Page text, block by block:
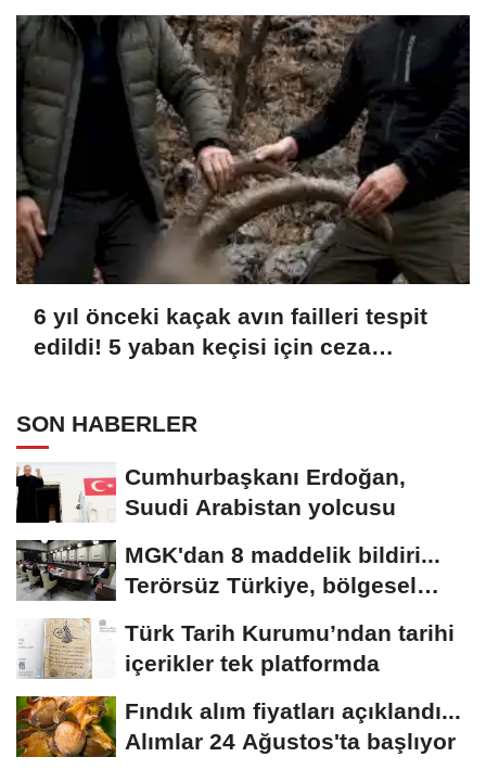
6 yıl önceki kaçak avın failleri tespit
edildi! 5 yaban keçisi için ceza
SON HABERLER
Cumhurbaşkanı Erdoğan,
Suudi Arabistan yolcusu
MGK'dan 8 maddelik bildiri...
Terörsüz Türkiye, bölgesel
Türk Tarih Kurumu’ndan tarihi
içerikler tek platformda
Fındık alım fiyatları açıklandı...
Alımlar 24 Ağustos'ta başlıyor